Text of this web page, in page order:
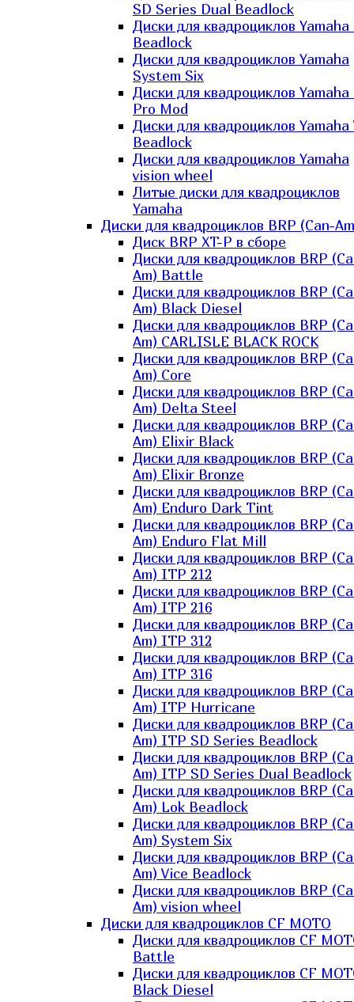
SD Series Dual Beadlock
Диски для квадроциклов Yamaha
Beadlock
Диски для квадроциклов Yamaha
System Six
Диски для квадроциклов Yamaha
Pro Mod
Диски для квадроциклов Yamaha
Beadlock
Диски для квадроциклов Yamaha
vision wheel
Литые диски для квадроциклов
Yamaha
Диски для квадроциклов BRP (Can-
Диск BRP XT-P в сборе
Диски для квадроциклов BRP
Am) Battle
Диски для квадроциклов BRP
Am) Black Diesel
Диски для квадроциклов BRP
Am) CARLISLE BLACK ROCK
Диски для квадроциклов BRP
Am) Core
Диски для квадроциклов BRP
Am) Delta Steel
Диски для квадроциклов BRP
Am) Elixir Black
Диски для квадроциклов BRP
Am) Elixir Bronze
Диски для квадроциклов BRP
Am) Enduro Dark Tint
Диски для квадроциклов BRP
Am) Enduro Flat Mill
Диски для квадроциклов BRP
Am) ITP 212
Диски для квадроциклов BRP
Am) ITP 216
Диски для квадроциклов BRP
Am) ITP 312
Диски для квадроциклов BRP
Am) ITP 316
Диски для квадроциклов BRP
Am) ITP Hurricane
Диски для квадроциклов BRP
Am) ITP SD Series Beadlock
Диски для квадроциклов BRP
Am) ITP SD Series Dual Beadlock
Диски для квадроциклов BRP
Am) Lok Beadlock
Диски для квадроциклов BRP
Am) System Six
Диски для квадроциклов BRP
Am) Vice Beadlock
Диски для квадроциклов BRP
Am) vision wheel
Диски для квадроциклов CF MOTO
Диски для квадроциклов CF
Battle
Диски для квадроциклов CF
Black Diesel